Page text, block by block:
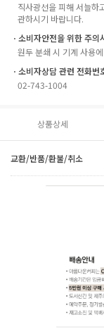
직사광선을 피해 서늘하
관하시기 바랍니다.
ㆍ소비자안전을 위한 주의
원두 분쇄 시 기계 사용
ㆍ소비자상담 관련 전화번
02-743-1004
상품상세
교환/반품/환불/취소